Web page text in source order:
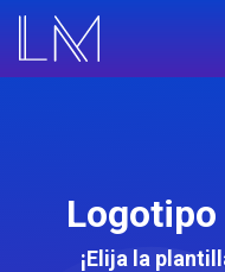
Logotipo
¡Elija la